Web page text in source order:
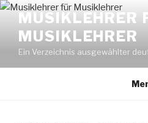
Zum
Inhalt
springen
MUSIKLEHRER
MUSIKLEHRER
Ein Verzeichnis ausgewählter